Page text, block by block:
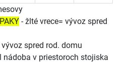
- žlté vrece= vývoz spred
spred rod. domu
nádoba v priestoroch stojiska